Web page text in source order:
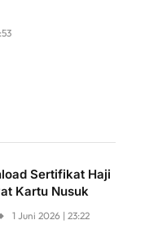
Sertifikat Haji
Kartu Nusuk
1 Juni 2026 | 23:22